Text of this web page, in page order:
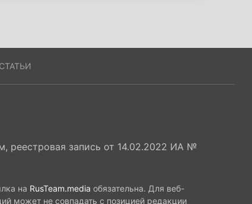
СТАТЬИ
реестровая запись от 14.02.2022 ИА №
на RusTeam.media обязательна. Для веб-
может не совпадать с позицией редакции